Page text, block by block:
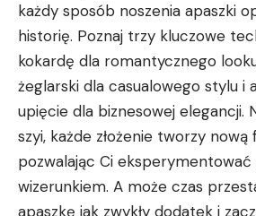
każdy sposób noszenia apaszki‍
historię. Poznaj trzy kluczowe⁢
kokardę dla romantycznego
żeglarski dla casualowego stylu i
upięcie dla biznesowej elegancji.
szyi, każde złożenie tworzy
pozwalając ‌Ci eksperymentować
wizerunkiem. A może czas
apaszkę jak zwykły dodatek i